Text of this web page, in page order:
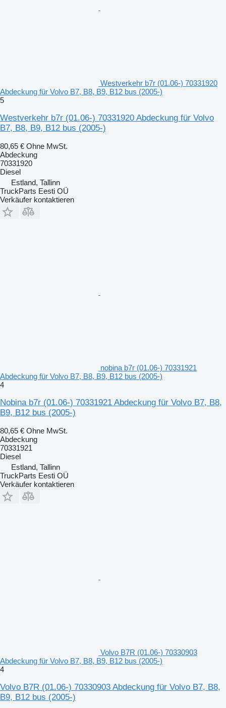
Westverkehr b7r (01.06-) 70331920
Abdeckung für Volvo B7, B8, B9, B12 bus (2005-)
5
Westverkehr b7r (01.06-) 70331920 Abdeckung für Volvo
B7, B8, B9, B12 bus (2005-)
80,65 € Ohne MwSt.
Abdeckung
70331920
Diesel
Estland, Tallinn
TruckParts Eesti OÜ
Verkäufer kontaktieren
nobina b7r (01.06-) 70331921
Abdeckung für Volvo B7, B8, B9, B12 bus (2005-)
4
Nobina b7r (01.06-) 70331921 Abdeckung für Volvo B7, B8,
B9, B12 bus (2005-)
80,65 € Ohne MwSt.
Abdeckung
70331921
Diesel
Estland, Tallinn
TruckParts Eesti OÜ
Verkäufer kontaktieren
Volvo B7R (01.06-) 70330903
Abdeckung für Volvo B7, B8, B9, B12 bus (2005-)
4
Volvo B7R (01.06-) 70330903 Abdeckung für Volvo B7, B8,
B9, B12 bus (2005-)